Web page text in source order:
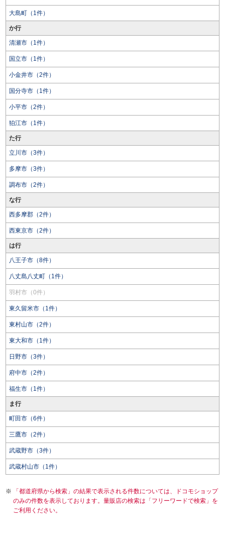
大島町（1件）
か行
清瀬市（1件）
国立市（1件）
小金井市（2件）
国分寺市（1件）
小平市（2件）
狛江市（1件）
た行
立川市（3件）
多摩市（3件）
調布市（2件）
な行
西多摩郡（2件）
西東京市（2件）
は行
八王子市（8件）
八丈島八丈町（1件）
羽村市（0件）
東久留米市（1件）
東村山市（2件）
東大和市（1件）
日野市（3件）
府中市（2件）
福生市（1件）
ま行
町田市（6件）
三鷹市（2件）
武蔵野市（3件）
武蔵村山市（1件）
「都道府県から検索」の結果で表示される件数については、ドコモショップ
のみの件数を表示しております。量販店の検索は「フリーワードで検索」を
ご利用ください。